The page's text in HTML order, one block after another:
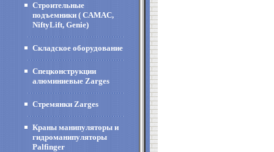
Строительные
подъемники ( CAMAC,
NiftyLift, Genie)
Складское оборудование
Спецконструкции
алюминиевые Zarges
Стремянки Zarges
Краны манипуляторы и
гидроманипуляторы
Palfinger